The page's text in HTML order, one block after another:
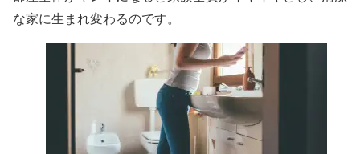
な家に生まれ変わるのです。